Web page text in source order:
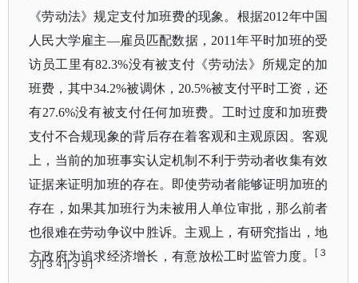
《劳动法》规定支付加班费的现象。根据2012年中国
人民大学雇主—雇员匹配数据，2011年平时加班的受
访员工里有82.3%没有被支付《劳动法》所规定的加
班费，其中34.2%被调休，20.5%被支付平时工资，还
有27.6%没有被支付任何加班费。工时过度和加班费
支付不合规现象的背后存在着客观和主观原因。客观
上， 当前的加班事实认定机制不利于劳动者收集有效
证据来证明加班的存在。即使劳动者能够证明加班的
存在，如果其加班行为未被用人单位审批，那么前者
也很难在劳动争议中胜诉。主观上，有研究指出，地
方政府为追求经济增长，有意放松工时监管力度。
[３
３][３４][３５]